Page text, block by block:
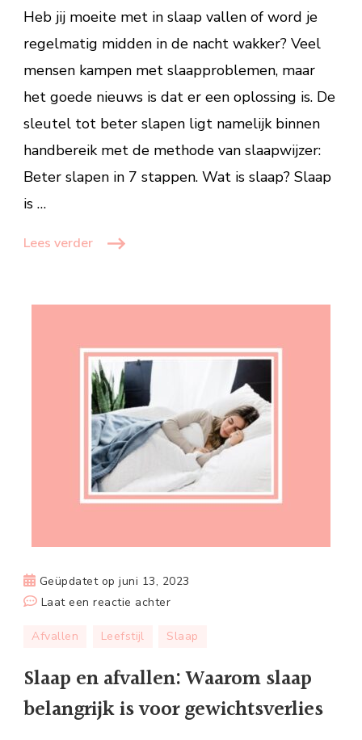
slaapmethode
van
slaapwijzer
Heb jij moeite met in slaap vallen of word je
regelmatig midden in de nacht wakker? Veel
mensen kampen met slaapproblemen, maar
het goede nieuws is dat er een oplossing is. De
sleutel tot beter slapen ligt namelijk binnen
handbereik met de methode van slaapwijzer:
Beter slapen in 7 stappen. Wat is slaap? Slaap
is …
Lees verder
Geüpdatet opjuni 13, 2023
Laat een reactie achterop
en
Waarom
slaap
Afvallen Leefstijl Slaap
Slaap en afvallen: Waarom slaap
belangrijk is voor gewichtsverlies